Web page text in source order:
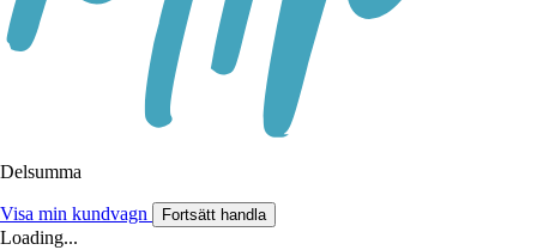
Delsumma
Visa min kundvagn Fortsätt handla
Loading...